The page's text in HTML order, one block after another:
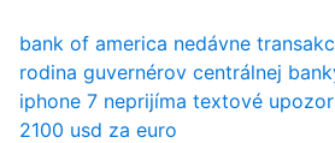
bank of america nedávne
rodina guvernérov centrálnej
iphone 7 neprijíma textové
2100 usd za euro